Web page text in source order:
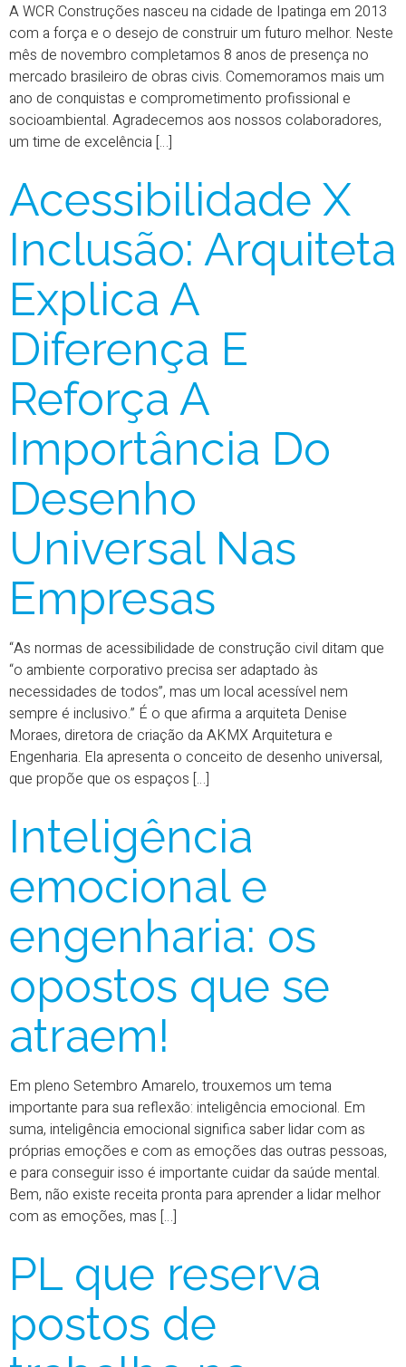
A WCR Construções nasceu na cidade de Ipatinga em 2013
com a força e o desejo de construir um futuro melhor. Neste
mês de novembro completamos 8 anos de presença no
mercado brasileiro de obras civis. Comemoramos mais um
ano de conquistas e comprometimento profissional e
socioambiental. Agradecemos aos nossos colaboradores,
um time de excelência […]
Acessibilidade X
Inclusão: Arquiteta
Explica A
Diferença E
Reforça A
Importância Do
Desenho
Universal Nas
Empresas
“As normas de acessibilidade de construção civil ditam que
“o ambiente corporativo precisa ser adaptado às
necessidades de todos”, mas um local acessível nem
sempre é inclusivo.” É o que afirma a arquiteta Denise
Moraes, diretora de criação da AKMX Arquitetura e
Engenharia. Ela apresenta o conceito de desenho universal,
que propõe que os espaços […]
Inteligência
emocional e
engenharia: os
opostos que se
atraem!
Em pleno Setembro Amarelo, trouxemos um tema
importante para sua reflexão: inteligência emocional. Em
suma, inteligência emocional significa saber lidar com as
próprias emoções e com as emoções das outras pessoas,
e para conseguir isso é importante cuidar da saúde mental.
Bem, não existe receita pronta para aprender a lidar melhor
com as emoções, mas […]
PL que reserva
postos de